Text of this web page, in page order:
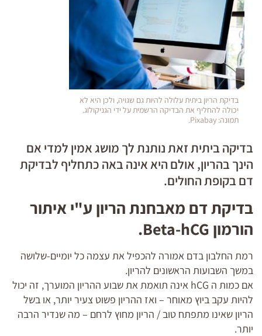
בדיקת הריון ביתית עלולה להיות גם שגויה, ולכן היא לא
יכולה להחליף את הבדיקה הרשמית על ידי הגניקולוג.
תמונה: Pixabay.
בדיקה ביתית זאת נותנת לך מושג אמין למדי אם
הינך בהריון, אולם היא אינה באה כתחליף לבדיקת
דם בקופת החולים.
בדיקת דם מאבחנת הריון ע"י איתור
הורמון Beta-hCG.
רמת החלבון בדם אמורה להכפיל את עצמה כל יומיים-שלושה
במשך השבועות הראשונים להריון.
אם כמות ה hCG אינה תואמת את שבוע ההריון המוערך, זה יכול
להיות עקב ביוץ מאוחר – ואז ההריון פשוט צעיר יותר, או בשל
הריון שאינו מתפתח טוב / הריון מחוץ לרחם – מה שנדיר הרבה
יותר.